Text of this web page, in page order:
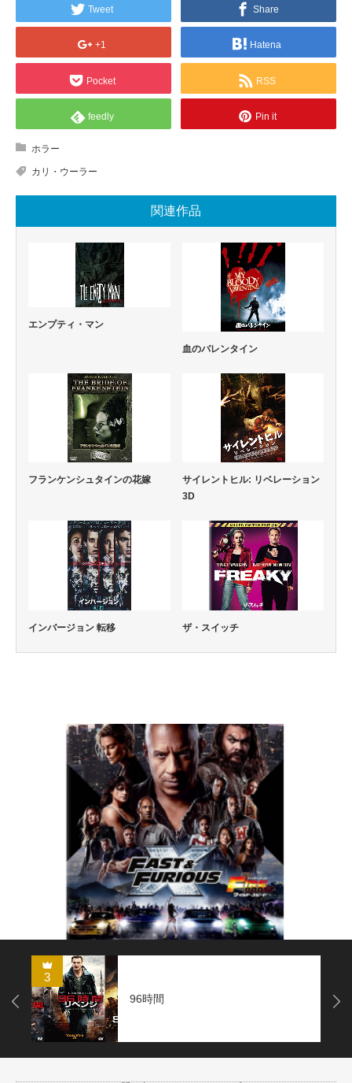
Tweet Share
+1 Hatena
Pocket RSS
feedly Pin it
ホラー
カリ・ウーラー
関連作品
エンプティ・マン
血のバレンタイン
フランケンシュタインの花嫁
サイレントヒル: リベレーション
3D
インバージョン 転移 ザ・スイッチ
3
96時間